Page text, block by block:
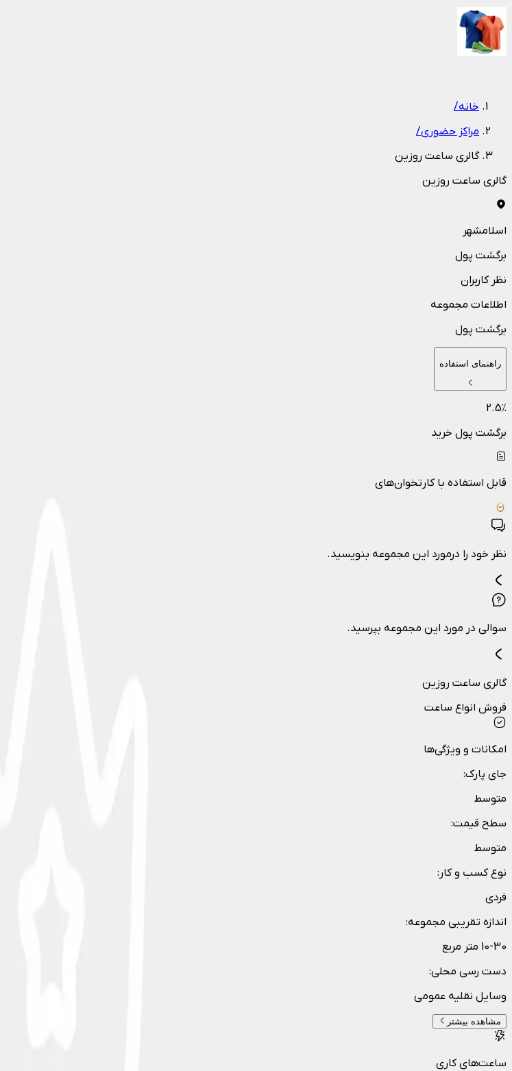
خانه/
مراکز حضوری/
گالری ساعت روزین
گالری ساعت روزین
اسلامشهر
برگشت پول
نظر کاربران
اطلاعات مجموعه
برگشت پول
راهنمای استفاده
2.5٪
برگشت پول خرید
قابل استفاده با کارتخوان‌های
نظر خود را درمورد این مجموعه بنویسید.
سوالی در مورد این مجموعه بپرسید.
گالری ساعت روزین
فروش انواع ساعت
امکانات و ویژگی‌ها
جای پارک:
متوسط
سطح قیمت:
متوسط
نوع کسب و کار :
فردی
اندازه تقریبی مجموعه:
10-30 متر مربع
دست رسی محلی:
وسایل نقلیه عمومی
مشاهده بیشتر
ساعت‌های کاری